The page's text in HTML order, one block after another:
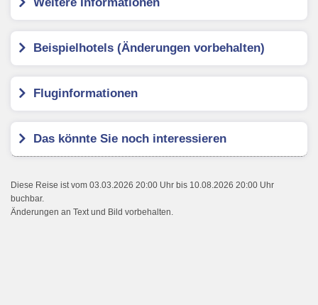
Beispielhotels (Änderungen vorbehalten)
Fluginformationen
Das könnte Sie noch interessieren
Diese Reise ist vom 03.03.2026 20:00 Uhr bis 10.08.2026 20:00 Uhr
buchbar.
Änderungen an Text und Bild vorbehalten.